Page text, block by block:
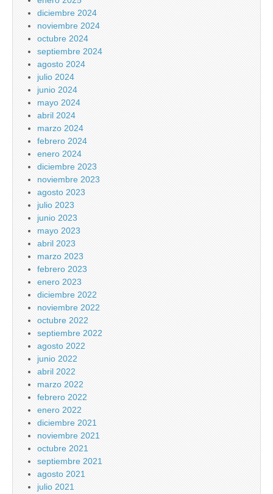
diciembre 2024
noviembre 2024
octubre 2024
septiembre 2024
agosto 2024
julio 2024
junio 2024
mayo 2024
abril 2024
marzo 2024
febrero 2024
enero 2024
diciembre 2023
noviembre 2023
agosto 2023
julio 2023
junio 2023
mayo 2023
abril 2023
marzo 2023
febrero 2023
enero 2023
diciembre 2022
noviembre 2022
octubre 2022
septiembre 2022
agosto 2022
junio 2022
abril 2022
marzo 2022
febrero 2022
enero 2022
diciembre 2021
noviembre 2021
octubre 2021
septiembre 2021
agosto 2021
julio 2021